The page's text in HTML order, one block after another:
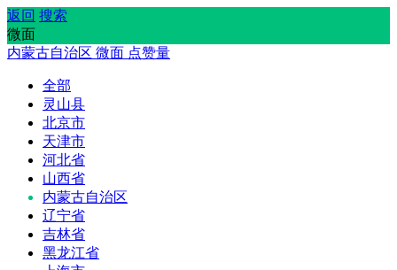
返回 搜索
微面
内蒙古自治区 微面 点赞量
全部
灵山县
北京市
天津市
河北省
山西省
内蒙古自治区
辽宁省
吉林省
黑龙江省